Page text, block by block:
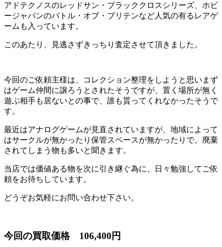
アドテクノスのレッドサン・ブラッククロスシリーズ、ホビ
ージャパンのバトル・オブ・ブリテンなど人気の有るレアゲ
ームも入っています。
このあたり、見逃さずきっちり査定させて頂きました。
今回のご依頼主様は、コレクション整理をしようと思いまず
はゲーム仲間に譲ろうとされたそうですが、置く場所が無く
遊ぶ相手も居ないとの事で、誰も貰ってくれなかったそうで
す。
最近はアナログゲームが見直されていますが、地域によって
はサークルが無かったり保管スペースが無かったりで、廃棄
されてしまう物も多いと聞きます。
当店では価値ある物を次に引き継ぐ為に、日々勉強してご依
頼をお待ちしています。
どうぞお気軽にお問い合わせ下さい。
今回の買取価格 106,400円